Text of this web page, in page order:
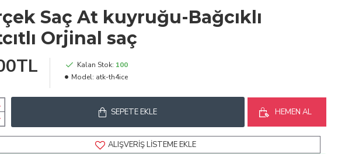
Saç At kuyruğu-Bağcıklı
Orjinal saç
Kalan Stok: 100
Model: atk-th4ice
SEPETE EKLE HEMEN AL
ALIŞVERIŞ LISTEME EKLE